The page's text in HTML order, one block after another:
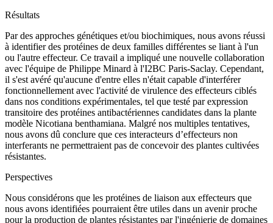
Résultats
Par des approches génétiques et/ou biochimiques, nous avons réussi
à identifier des protéines de deux familles différentes se liant à l'un
ou l'autre effecteur. Ce travail a impliqué une nouvelle collaboration
avec l'équipe de Philippe Minard à l'I2BC Paris-Saclay. Cependant,
il s'est avéré qu'aucune d'entre elles n'était capable d'interférer
fonctionnellement avec l'activité de virulence des effecteurs ciblés
dans nos conditions expérimentales, tel que testé par expression
transitoire des protéines antibactériennes candidates dans la plante
modèle Nicotiana benthamiana. Malgré nos multiples tentatives,
nous avons dû conclure que ces interacteurs d’effecteurs non
interferants ne permettraient pas de concevoir des plantes cultivées
résistantes.
Perspectives
Nous considérons que les protéines de liaison aux effecteurs que
nous avons identifiées pourraient être utiles dans un avenir proche
pour la production de plantes résistantes par l'ingénierie de domaines